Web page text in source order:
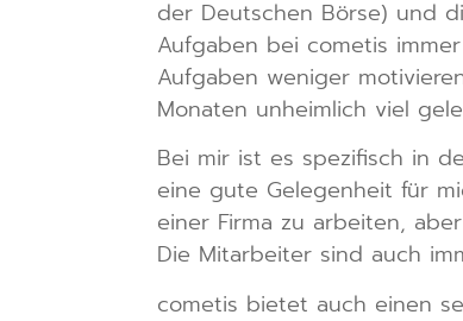
der Deutschen Börse) und
Aufgaben bei cometis
Aufgaben weniger
Monaten unheimlich viel
Bei mir ist es spezifisch in
eine gute Gelegenheit für
einer Firma zu arbeiten,
Die Mitarbeiter sind auch
cometis bietet auch einen